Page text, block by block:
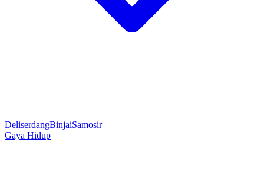
DeliserdangBinjaiSamosir
Gaya Hidup